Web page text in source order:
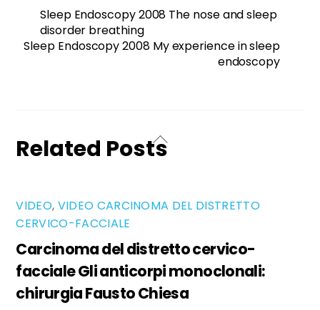
Sleep Endoscopy 2008 The nose and sleep
disorder breathing
Sleep Endoscopy 2008 My experience in sleep
endoscopy
Related Posts
VIDEO, VIDEO CARCINOMA DEL DISTRETTO
CERVICO-FACCIALE
Carcinoma del distretto cervico-
facciale Gli anticorpi monoclonali:
chirurgia Fausto Chiesa